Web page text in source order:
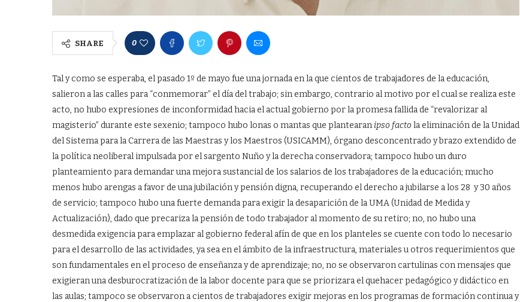
SHARE 0
Tal y como se esperaba, el pasado 1º de mayo fue una jornada en la que cientos de trabajadores de la educación,
salieron a las calles para “conmemorar” el día del trabajo; sin embargo, contrario al motivo por el cual se realiza este
acto, no hubo expresiones de inconformidad hacia el actual gobierno por la promesa fallida de “revalorizar al
magisterio” durante este sexenio; tampoco hubo lonas o mantas que plantearan ipso factola eliminación de la Unidad
del Sistema para la Carrera de las Maestras y los Maestros (USICAMM), órgano desconcentrado y brazo extendido de
la política neoliberal impulsada por el sargento Nuño y la derecha conservadora; tampoco hubo un duro
planteamiento para demandar una mejora sustancial de los salarios de los trabajadores de la educación; mucho
menos hubo arengas a favor de una jubilación y pensión digna, recuperando el derecho a jubilarse a los 28 y 30 años
de servicio; tampoco hubo una fuerte demanda para exigir la desaparición de la UMA (Unidad de Medida y
Actualización), dado que precariza la pensión de todo trabajador al momento de su retiro; no, no hubo una
desmedida exigencia para emplazar al gobierno federal afín de que en los planteles se cuente con todo lo necesario
para el desarrollo de las actividades, ya sea en el ámbito de la infraestructura, materiales u otros requerimientos que
son fundamentales en el proceso de enseñanza y de aprendizaje; no, no se observaron cartulinas con mensajes que
exigieran una desburocratización de la labor docente para que se priorizara el quehacer pedagógico y didáctico en
las aulas; tampoco se observaron a cientos de trabajadores exigir mejoras en los programas de formación continua y